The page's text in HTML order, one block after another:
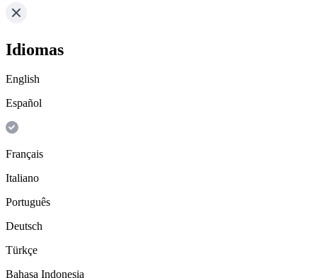
Idiomas
English
Español
Français
Italiano
Português
Deutsch
Türkçe
Bahasa Indonesia